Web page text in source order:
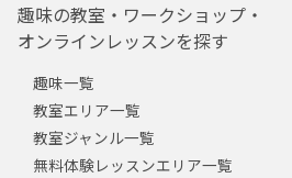
趣味の教室・ワークショップ・
オンラインレッスンを探す
趣味一覧
教室エリア一覧
教室ジャンル一覧
無料体験レッスンエリア一覧